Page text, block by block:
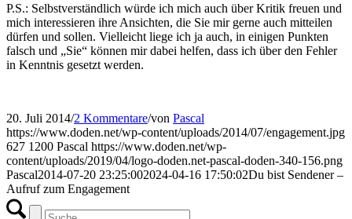
P.S.: Selbstverständlich würde ich mich auch über Kritik freuen und
mich interessieren ihre Ansichten, die Sie mir gerne auch mitteilen
dürfen und sollen. Vielleicht liege ich ja auch, in einigen Punkten
falsch und „Sie“ können mir dabei helfen, dass ich über den Fehler
in Kenntnis gesetzt werden.
20. Juli 2014/2 Kommentare/von Pascal
https://www.doden.net/wp-content/uploads/2014/07/engagement.jpg
627 1200 Pascal https://www.doden.net/wp-
content/uploads/2019/04/logo-doden.net-pascal-doden-340-156.png
Pascal2014-07-20 23:25:002024-04-16 17:50:02Du bist Sendener –
Aufruf zum Engagement